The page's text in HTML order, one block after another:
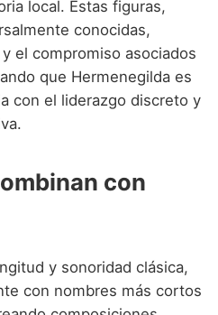
local. Estas figuras,
conocidas,
el compromiso asociados
que Hermenegilda es
con el liderazgo discreto y
con
y sonoridad clásica,
con nombres más cortos